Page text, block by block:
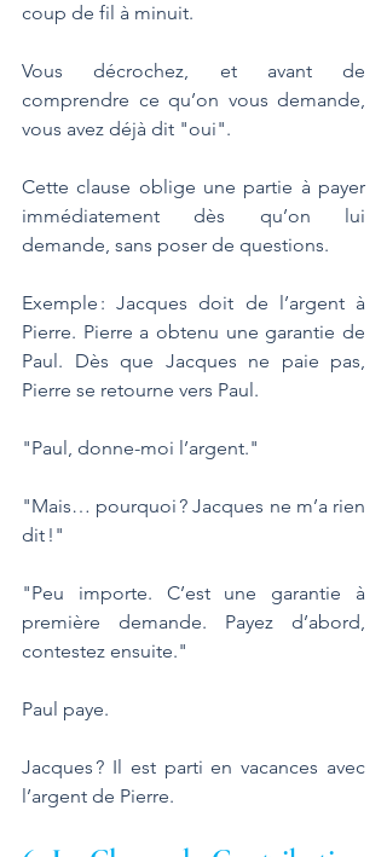
coup de fil à minuit.
Vous décrochez, et avant de
comprendre ce qu’on vous demande,
vous avez déjà dit "oui".
Cette clause oblige une partie à payer
immédiatement dès qu’on lui
demande, sans poser de questions.
Exemple : Jacques doit de l’argent à
Pierre. Pierre a obtenu une garantie de
Paul. Dès que Jacques ne paie pas,
Pierre se retourne vers Paul.
"Paul, donne-moi l’argent."
"Mais… pourquoi ? Jacques ne m’a rien
dit !"
"Peu importe. C’est une garantie à
première demande. Payez d’abord,
contestez ensuite."
Paul paye.
Jacques ? Il est parti en vacances avec
l’argent de Pierre.